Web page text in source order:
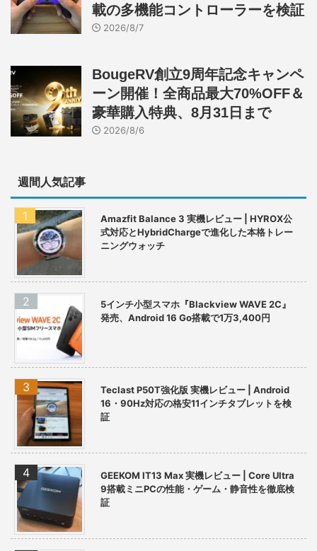
載の多機能コントローラーを検証
2026/8/7
BougeRV創立9周年記念キャンペ
ーン開催！全商品最大70%OFF＆
豪華購入特典、8月31日まで
2026/8/6
週間人気記事
Amazfit Balance 3 実機レビュー | HYROX公
式対応とHybridChargeで進化した本格トレー
ニングウォッチ
5インチ小型スマホ『Blackview WAVE 2C』
発売、Android 16 Go搭載で1万3,400円
Teclast P50T強化版 実機レビュー | Android
16・90Hz対応の格安11インチタブレットを検
証
GEEKOM IT13 Max 実機レビュー | Core Ultra
9搭載ミニPCの性能・ゲーム・静音性を徹底検
証